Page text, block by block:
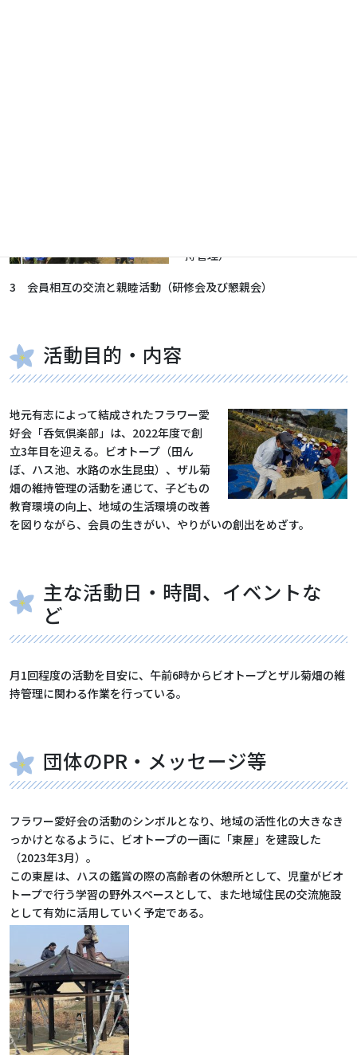
持管理）
3 会員相互の交流と親睦活動（研修会及び懇親会）
活動目的・内容
地元有志によって結成されたフラワー愛
好会「呑気倶楽部」は、2022年度で創
立3年目を迎える。ビオトープ（田ん
ぼ、ハス池、水路の水生昆虫）、ザル菊
畑の維持管理の活動を通じて、子どもの
教育環境の向上、地域の生活環境の改善
を図りながら、会員の生きがい、やりがいの創出をめざす。
主な活動日・時間、イベントな
ど
月1回程度の活動を目安に、午前6時からビオトープとザル菊畑の維
持管理に関わる作業を行っている。
団体のPR・メッセージ等
フラワー愛好会の活動のシンボルとなり、地域の活性化の大きなき
っかけとなるように、ビオトープの一画に「東屋」を建設した
（2023年3月）。
この東屋は、ハスの鑑賞の際の高齢者の休憩所として、児童がビオ
トープで行う学習の野外スペースとして、また地域住民の交流施設
として有効に活用していく予定である。